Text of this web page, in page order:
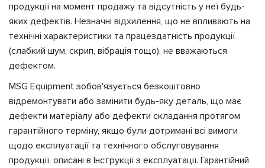
продукції на момент продажу та відсутність у неї будь-
яких дефектів. Незначні відхилення, що не впливають на
технічні характеристики та працездатність продукції
(слабкий шум, скрип, вібрація тощо), не вважаються
дефектом.
MSG Equipment зобов'язується безкоштовно
відремонтувати або замінити будь-яку деталь, що має
дефекти матеріалу або дефекти складання протягом
гарантійного терміну, якщо були дотримані всі вимоги
щодо експлуатації та технічного обслуговування
продукції, описані в Інструкції з експлуатації. Гарантійний